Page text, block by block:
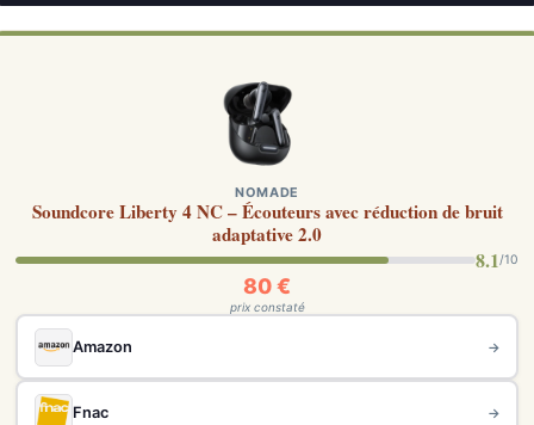
NOMADE
Soundcore Liberty 4 NC – Écouteurs avec réduction de bruit
adaptative 2.0
8.1/10
80 €
prix constaté
Amazon →
Fnac →